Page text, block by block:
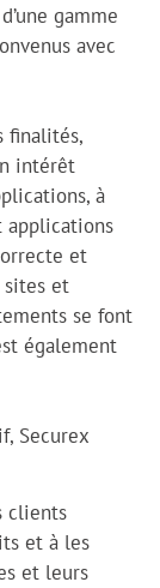
gamme
avec
finalités,
intérêt
à
applications
et
sites et
se font
également
Securex
clients
et à les
et leurs